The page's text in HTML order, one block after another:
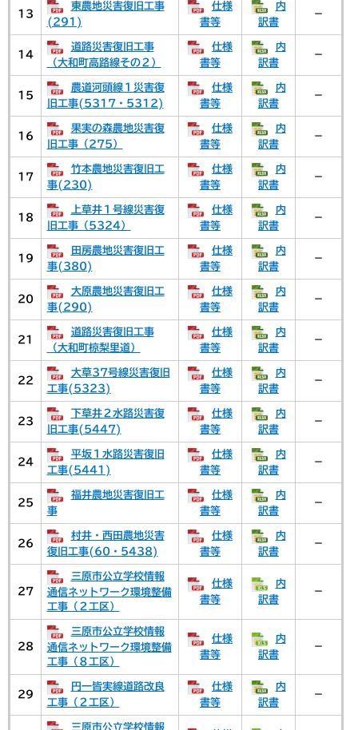
13
東農地災害復旧工事
(291)
仕様
書等
内
訳書
－
14
道路災害復旧工事
（大和町高路線その２）
仕様
書等
内
訳書
－
15
農道河頭線１災害復
旧工事(5317・5312)
仕様
書等
内
訳書
－
16
果実の森農地災害復
旧工事（275）
仕様
書等
内
訳書
－
17
竹本農地災害復旧工
事(230)
仕様
書等
内
訳書
－
18
上草井１号線災害復
旧工事（5324）
仕様
書等
内
訳書
－
19
田房農地災害復旧工
事(380)
仕様
書等
内
訳書
－
20
大原農地災害復旧工
事(290)
仕様
書等
内
訳書
－
21
道路災害復旧工事
（大和町椋梨里道）
仕様
書等
内
訳書
－
22
大草37号線災害復旧
工事(5323)
仕様
書等
内
訳書
－
23
下草井２水路災害復
旧工事(5447)
仕様
書等
内
訳書
－
24
平坂１水路災害復旧
工事(5441)
仕様
書等
内
訳書
－
25
福井農地災害復旧工
事
仕様
書等
内
訳書
－
26
村井・西田農地災害
復旧工事(60・5438)
仕様
書等
内
訳書
－
27
三原市公立学校情報
通信ネットワーク環境整備
工事（２工区）
仕様
書等
内
訳書
－
28
三原市公立学校情報
通信ネットワーク環境整備
工事（８工区）
仕様
書等
内
訳書
－
29
円一皆実線道路改良
工事（２工区）
仕様
書等
内
訳書
－
三原市公立学校情報